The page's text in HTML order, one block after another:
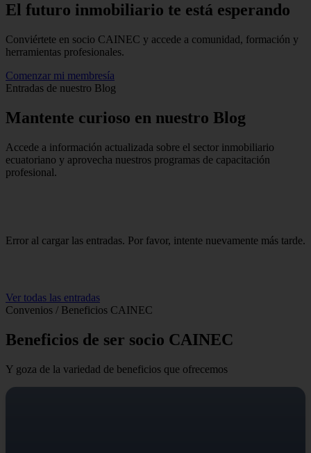
El futuro inmobiliario te está esperando
Conviértete en socio CAINEC y accede a comunidad, formación y
herramientas profesionales.
Comenzar mi membresía
Entradas de nuestro Blog
Mantente curioso en nuestro Blog
Accede a información actualizada sobre el sector inmobiliario
ecuatoriano y aprovecha nuestros programas de capacitación
profesional.
Error al cargar las entradas. Por favor, intente nuevamente más tarde.
Ver todas las entradas
Convenios / Beneficios CAINEC
Beneficios de ser socio CAINEC
Y goza de la variedad de beneficios que ofrecemos